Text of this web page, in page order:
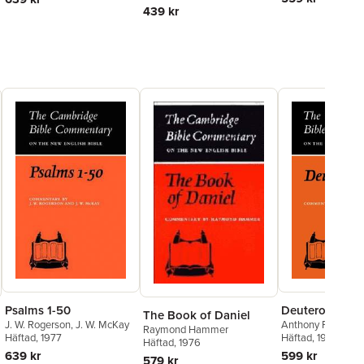
439 kr
Psalms 1-50
J. W. Rogerson,J. W. McKay
Häftad, 1977
639 kr
The Book of Daniel
Raymond Hammer
Häftad, 1976
Deuteronomy
Anthony Phillips
Häftad, 1974
599 kr